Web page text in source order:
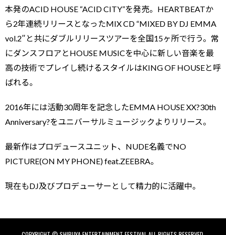
本発のACID HOUSE “ACID CITY”を発売。HEARTBEATか
ら2年連続リリースとなったMIX CD “MIXED BY DJ EMMA
vol.2″と共にダブルリリースツアーを全国15ヶ所で行う。常
にダンスフロアとHOUSE MUSICを中心に新しい音楽を最
高の技術でプレイし続けるスタイルはKING OF HOUSEと呼
ばれる。
2016年には活動30周年を記念したEMMA HOUSE XX?30th
Anniversary?をユニバーサルミュージックよりリリース。
最新作はプロデュースユニット、NUDE名義でNO
PICTURE(ON MY PHONE) feat.ZEEBRA。
現在もDJ及びプロデューサーとして精力的に活躍中。